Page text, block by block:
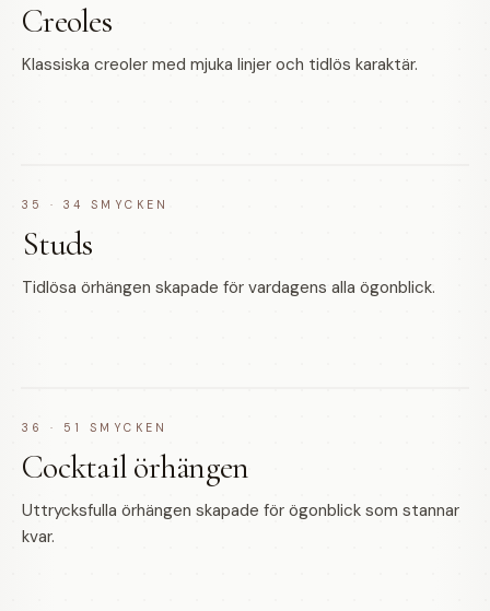
Creoles
Klassiska creoler med mjuka linjer och tidlös karaktär.
35 · 34 SMYCKEN
Studs
Tidlösa örhängen skapade för vardagens alla ögonblick.
36 · 51 SMYCKEN
Cocktail örhängen
Uttrycksfulla örhängen skapade för ögonblick som stannar
kvar.